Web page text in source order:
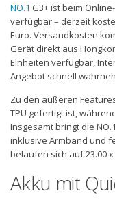
NO.1 G3+ ist beim
verfügbar – derzeit
Euro. Versandkosten
Gerät direkt aus
Einheiten verfügbar,
Angebot schnell
Zu den äußeren
TPU gefertigt ist,
Insgesamt bringt die
inklusive Armband und
belaufen sich auf 23.00 x
Akku mit